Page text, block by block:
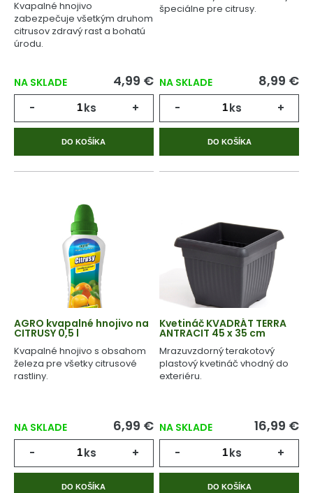
Kvapalné hnojivo
zabezpečuje všetkým druhom
citrusov zdravý rast a bohatú
úrodu.
NA SKLADE 4,99 €
- ks +
DO KOŠÍKA
špeciálne pre citrusy.
NA SKLADE 8,99 €
- ks +
DO KOŠÍKA
AGRO kvapalné hnojivo na
CITRUSY 0,5 l
Kvapalné hnojivo s obsahom
železa pre všetky citrusové
rastliny.
NA SKLADE 6,99 €
- ks +
DO KOŠÍKA
Kvetináč KVADRÁT TERRA
ANTRACIT 45 x 35 cm
Mrazuvzdorný terakotový
plastový kvetináč vhodný do
exteriéru.
NA SKLADE 16,99 €
- ks +
DO KOŠÍKA